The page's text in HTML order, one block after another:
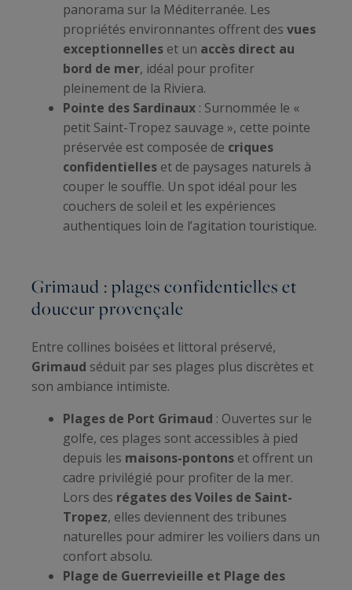
panorama sur la Méditerranée. Les
propriétés environnantes offrent des vues
exceptionnelles et un accès direct au
bord de mer, idéal pour profiter
pleinement de la Riviera.
Pointe des Sardinaux : Surnommée le «
petit Saint-Tropez sauvage », cette pointe
préservée est composée de criques
confidentielles et de paysages naturels à
couper le souffle. Un spot idéal pour les
couchers de soleil et les expériences
authentiques loin de l’agitation touristique.
Grimaud : plages confidentielles et
douceur provençale
Entre collines boisées et littoral préservé,
Grimaud séduit par ses plages plus discrètes et
son ambiance intimiste.
Plages de Port Grimaud : Ouvertes sur le
golfe, ces plages sont accessibles à pied
depuis les maisons-pontons et offrent un
cadre privilégié pour profiter de la mer.
Lors des régates des Voiles de Saint-
Tropez, elles deviennent des tribunes
naturelles pour admirer les voiliers dans un
confort absolu.
Plage de Guerrevieille et Plage des